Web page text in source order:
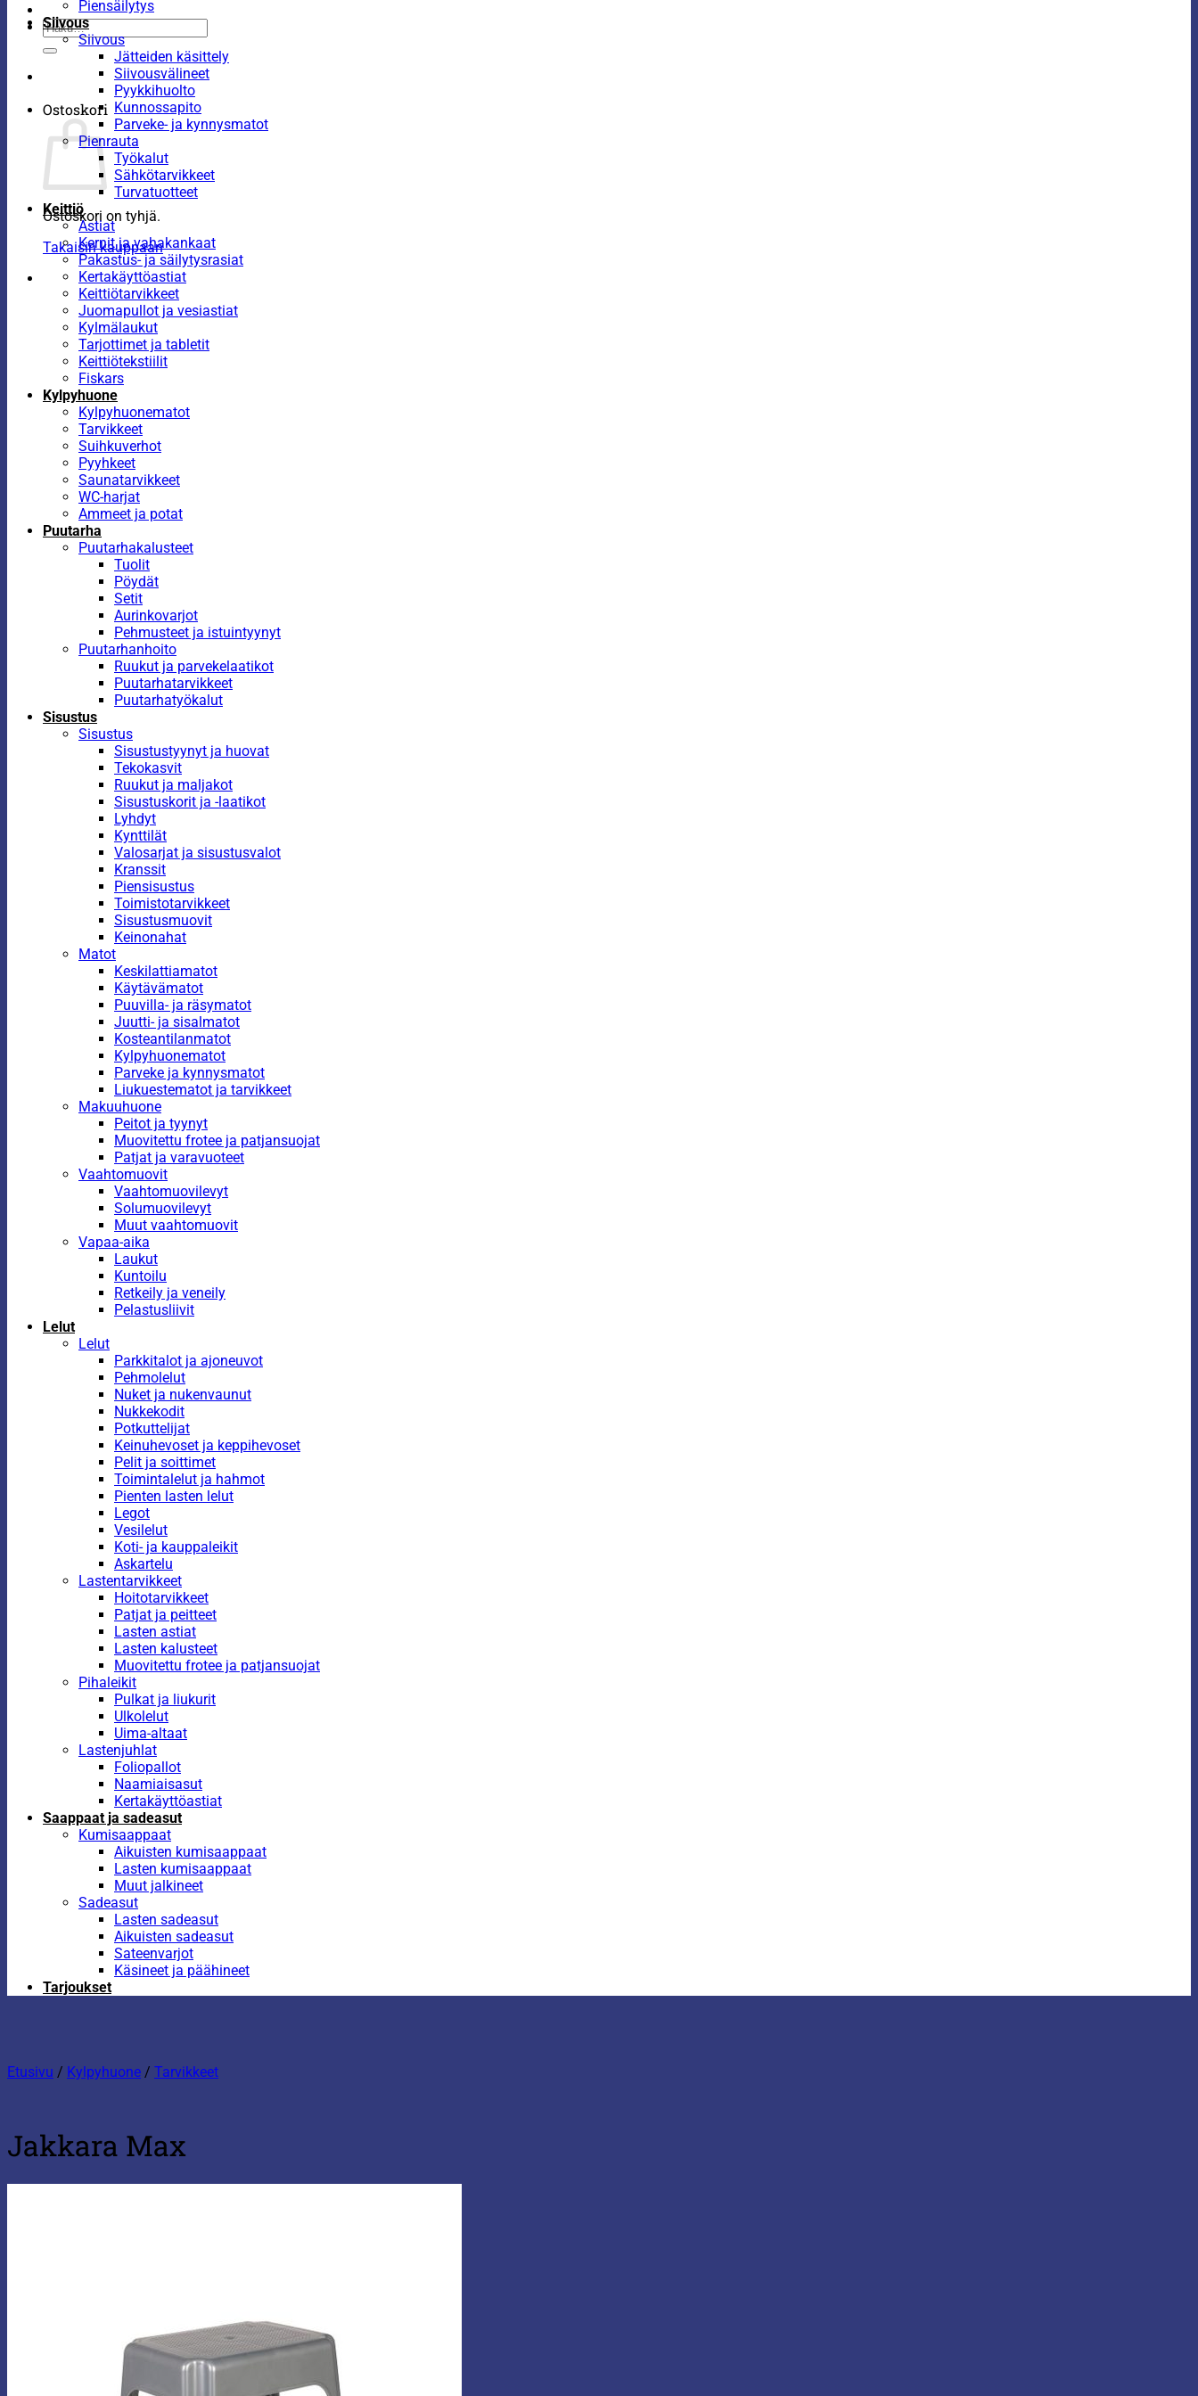
Etsi:
Ostoskori
Ostoskori on tyhjä.
Takaisin kauppaan
Piensäilytys
Siivous
Siivous
Jätteiden käsittely
Siivousvälineet
Pyykkihuolto
Kunnossapito
Parveke- ja kynnysmatot
Pienrauta
Työkalut
Sähkötarvikkeet
Turvatuotteet
Keittiö
Astiat
Kernit ja vahakankaat
Pakastus- ja säilytysrasiat
Kertakäyttöastiat
Keittiötarvikkeet
Juomapullot ja vesiastiat
Kylmälaukut
Tarjottimet ja tabletit
Keittiötekstiilit
Fiskars
Kylpyhuone
Kylpyhuonematot
Tarvikkeet
Suihkuverhot
Pyyhkeet
Saunatarvikkeet
WC-harjat
Ammeet ja potat
Puutarha
Puutarhakalusteet
Tuolit
Pöydät
Setit
Aurinkovarjot
Pehmusteet ja istuintyynyt
Puutarhanhoito
Ruukut ja parvekelaatikot
Puutarhatarvikkeet
Puutarhatyökalut
Sisustus
Sisustus
Sisustustyynyt ja huovat
Tekokasvit
Ruukut ja maljakot
Sisustuskorit ja -laatikot
Lyhdyt
Kynttilät
Valosarjat ja sisustusvalot
Kranssit
Piensisustus
Toimistotarvikkeet
Sisustusmuovit
Keinonahat
Matot
Keskilattiamatot
Käytävämatot
Puuvilla- ja räsymatot
Juutti- ja sisalmatot
Kosteantilanmatot
Kylpyhuonematot
Parveke ja kynnysmatot
Liukuestematot ja tarvikkeet
Makuuhuone
Peitot ja tyynyt
Muovitettu frotee ja patjansuojat
Patjat ja varavuoteet
Vaahtomuovit
Vaahtomuovilevyt
Solumuovilevyt
Muut vaahtomuovit
Vapaa-aika
Laukut
Kuntoilu
Retkeily ja veneily
Pelastusliivit
Lelut
Lelut
Parkkitalot ja ajoneuvot
Pehmolelut
Nuket ja nukenvaunut
Nukkekodit
Potkuttelijat
Keinuhevoset ja keppihevoset
Pelit ja soittimet
Toimintalelut ja hahmot
Pienten lasten lelut
Legot
Vesilelut
Koti- ja kauppaleikit
Askartelu
Lastentarvikkeet
Hoitotarvikkeet
Patjat ja peitteet
Lasten astiat
Lasten kalusteet
Muovitettu frotee ja patjansuojat
Pihaleikit
Pulkat ja liukurit
Ulkolelut
Uima-altaat
Lastenjuhlat
Foliopallot
Naamiaisasut
Kertakäyttöastiat
Saappaat ja sadeasut
Kumisaappaat
Aikuisten kumisaappaat
Lasten kumisaappaat
Muut jalkineet
Sadeasut
Lasten sadeasut
Aikuisten sadeasut
Sateenvarjot
Käsineet ja päähineet
Tarjoukset
Etusivu / Kylpyhuone / Tarvikkeet
Jakkara Max